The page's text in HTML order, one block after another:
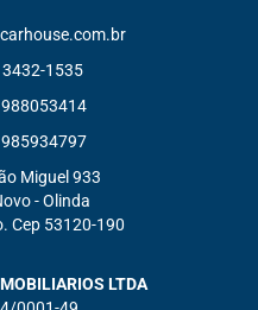
1535
Miguel 933
- Olinda
Cep 53120-190
LTDA